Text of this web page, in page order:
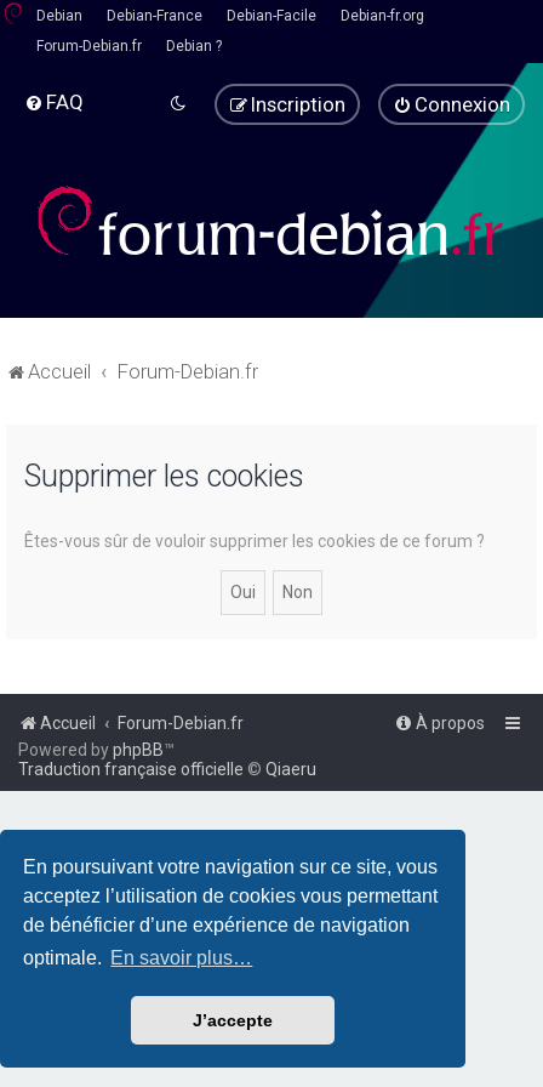
En poursuivant votre navigation sur ce site, vous
acceptez l’utilisation de cookies vous permettant
de bénéficier d’une expérience de navigation
optimale. En savoir plus…
J’accepte
Debian Debian-France Debian-Facile
Debian-fr.org
Forum-Debian.fr
Debian ?
FAQ Connexion
Inscription
Accueil Forum-Debian.fr
Supprimer les cookies
Êtes-vous sûr de vouloir supprimer les cookies de ce forum ?
Accueil Forum-Debian.fr
À propos
Powered byphpBB™
Traduction française officielle © Qiaeru